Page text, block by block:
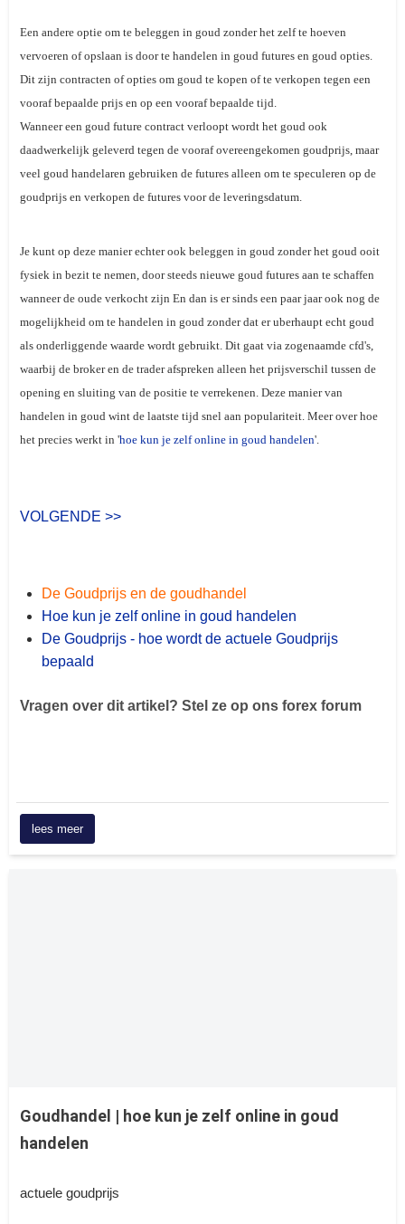
Een andere optie om te beleggen in goud zonder het zelf te hoeven
vervoeren of opslaan is door te handelen in goud futures en goud opties.
Dit zijn contracten of opties om goud te kopen of te verkopen tegen een
vooraf bepaalde prijs en op een vooraf bepaalde tijd.
Wanneer een goud future contract verloopt wordt het goud ook
daadwerkelijk geleverd tegen de vooraf overeengekomen goudprijs, maar
veel goud handelaren gebruiken de futures alleen om te speculeren op de
goudprijs en verkopen de futures voor de leveringsdatum.
Je kunt op deze manier echter ook beleggen in goud zonder het goud ooit
fysiek in bezit te nemen, door steeds nieuwe goud futures aan te schaffen
wanneer de oude verkocht zijn En dan is er sinds een paar jaar ook nog de
mogelijkheid om te handelen in goud zonder dat er uberhaupt echt goud
als onderliggende waarde wordt gebruikt. Dit gaat via zogenaamde cfd's,
waarbij de broker en de trader afspreken alleen het prijsverschil tussen de
opening en sluiting van de positie te verrekenen. Deze manier van
handelen in goud wint de laatste tijd snel aan populariteit. Meer over hoe
het precies werkt in 'hoe kun je zelf online in goud handelen'.
VOLGENDE >>
De Goudprijs en de goudhandel
Hoe kun je zelf online in goud handelen
De Goudprijs - hoe wordt de actuele Goudprijs
bepaald
Vragen over dit artikel? Stel ze op ons forex forum
lees meer
Goudhandel | hoe kun je zelf online in goud
handelen
actuele goudprijs